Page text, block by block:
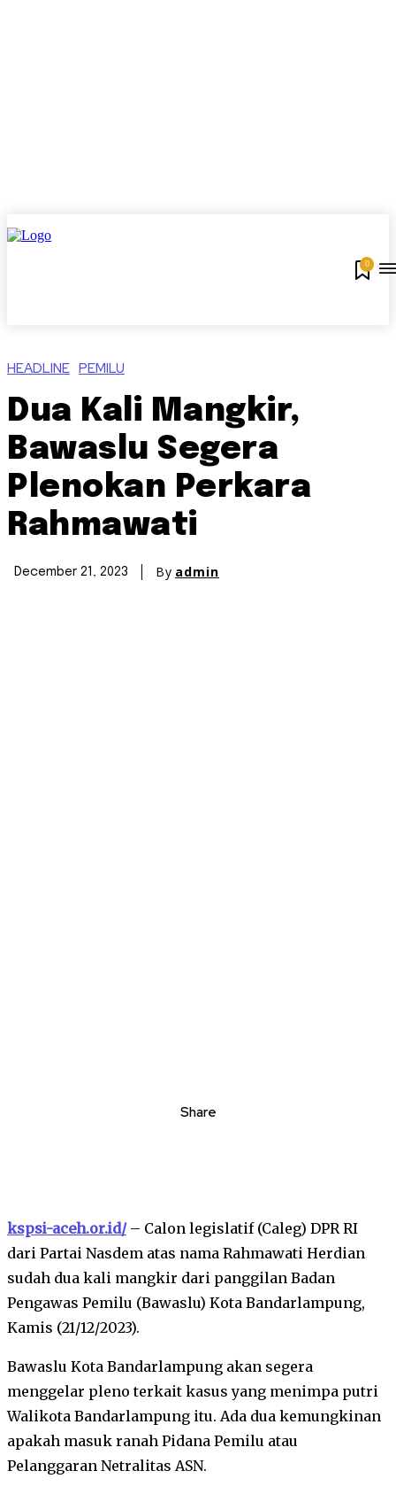
0
HEADLINE PEMILU
Dua Kali Mangkir,
Bawaslu Segera
Plenokan Perkara
Rahmawati
December 21, 2023 By admin
Share
kspsi-aceh.or.id/– Calon legislatif (Caleg) DPR RI
dari Partai Nasdem atas nama Rahmawati Herdian
sudah dua kali mangkir dari panggilan Badan
Pengawas Pemilu (Bawaslu) Kota Bandarlampung,
Kamis (21/12/2023).
Bawaslu Kota Bandarlampung akan segera
menggelar pleno terkait kasus yang menimpa putri
Walikota Bandarlampung itu. Ada dua kemungkinan
apakah masuk ranah Pidana Pemilu atau
Pelanggaran Netralitas ASN.